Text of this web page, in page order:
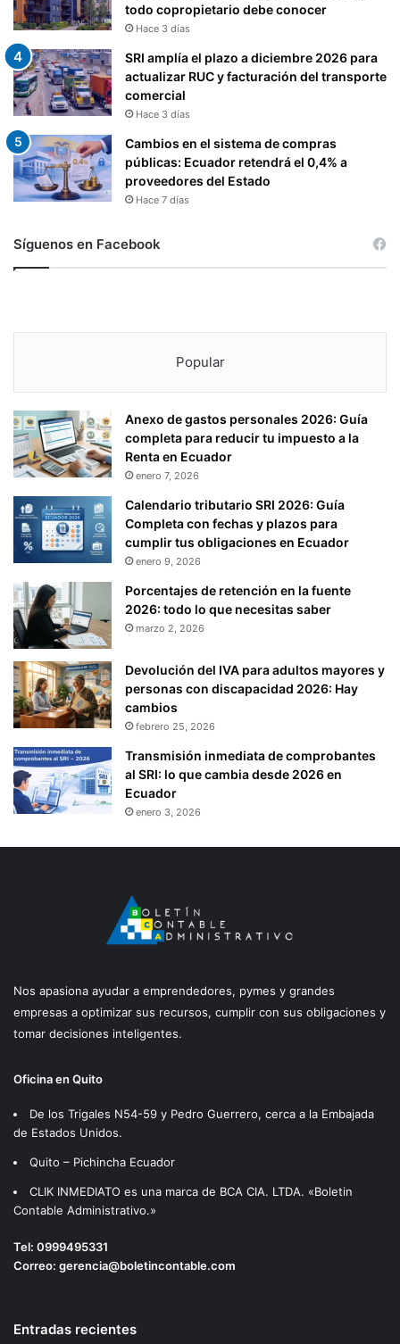
todo copropietario debe conocer
Hace 3 días
SRI amplía el plazo a diciembre 2026 para
actualizar RUC y facturación del transporte
comercial
Hace 3 días
Cambios en el sistema de compras
públicas: Ecuador retendrá el 0,4% a
proveedores del Estado
Hace 7 días
Síguenos en Facebook
Popular
Anexo de gastos personales 2026: Guía
completa para reducir tu impuesto a la
Renta en Ecuador
enero 7, 2026
Calendario tributario SRI 2026: Guía
Completa con fechas y plazos para
cumplir tus obligaciones en Ecuador
enero 9, 2026
Porcentajes de retención en la fuente
2026: todo lo que necesitas saber
marzo 2, 2026
Devolución del IVA para adultos mayores y
personas con discapacidad 2026: Hay
cambios
febrero 25, 2026
Transmisión inmediata de comprobantes
al SRI: lo que cambia desde 2026 en
Ecuador
enero 3, 2026
Nos apasiona ayudar a emprendedores, pymes y grandes
empresas a optimizar sus recursos, cumplir con sus obligaciones y
tomar decisiones inteligentes.
Oficina en Quito
De los Trigales N54-59 y Pedro Guerrero, cerca a la Embajada
de Estados Unidos.
Quito – Pichincha Ecuador
CLIK INMEDIATO es una marca de BCA CIA. LTDA. «Boletin
Contable Administrativo.»
Tel: 0999495331
Correo: gerencia@boletincontable.com
Entradas recientes